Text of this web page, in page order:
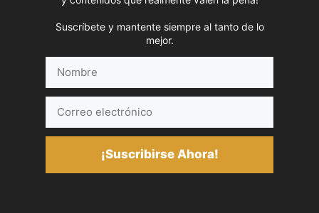
Suscríbete y mantente siempre al tanto de lo
mejor.
electrónico
¡Suscribirse Ahora!